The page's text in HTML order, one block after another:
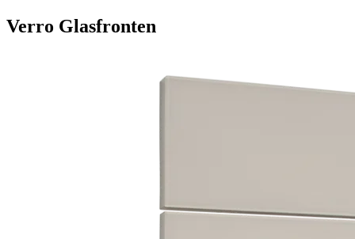
Verro Glasfronten